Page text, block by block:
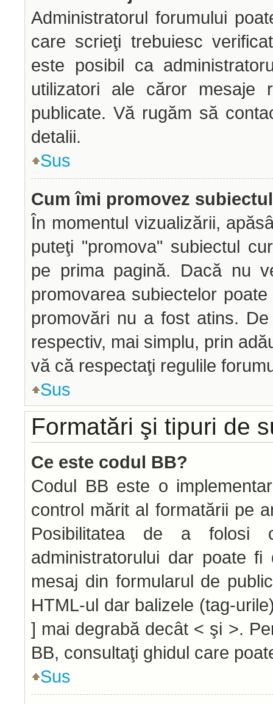
Administratorul forumului
care scrieţi trebuiesc
este posibil ca
utilizatori ale căror
publicate. Vă rugăm să
detalii.
Sus
Cum îmi promovez
În momentul vizualizării,
puteţi "promova" subiectul
pe prima pagină. Dacă nu
promovarea subiectelor
promovări nu a fost atins.
respectiv, mai simplu, prin
vă că respectaţi regulile
Sus
Formatări şi tipuri de
Ce este codul BB?
Codul BB este o
control mărit al formatării pe
Posibilitatea de a folosi
administratorului dar poate
mesaj din formularul de
HTML-ul dar balizele (tag-
] mai degrabă decât < şi >.
BB, consultaţi ghidul care
Sus